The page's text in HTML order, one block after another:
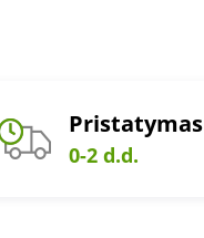
Pristatymas
0-2 d.d.